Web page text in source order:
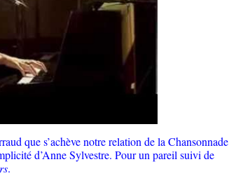
que s’achève notre relation de la Chansonnade
d’Anne Sylvestre. Pour un pareil suivi de
.